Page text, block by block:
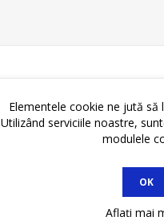
Elementele cookie ne jută să
Utilizând serviciile noastre,
modulele
OK
Aflați mai